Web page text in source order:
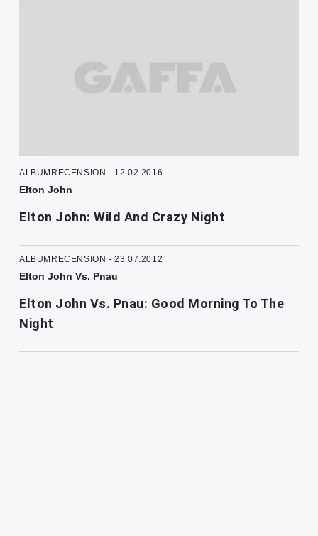
ALBUMRECENSION - 12.02.2016
Elton John
Elton John: Wild And Crazy Night
ALBUMRECENSION - 23.07.2012
Elton John Vs. Pnau
Elton John Vs. Pnau: Good Morning To The
Night